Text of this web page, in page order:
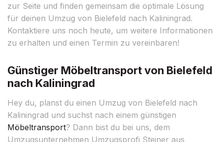
zur Seite und finden gemeinsam die optimale Lösung
für deinen Umzug von Bielefeld nach Kaliningrad.
Kontaktiere uns noch heute, um weitere Informationen
zu erhalten und einen Termin zu vereinbaren!
Günstiger Möbeltransport von Bielefeld
nach Kaliningrad
Hey du, planst du einen Umzug von Bielefeld nach
Kaliningrad und suchst nach einem günstigen
Möbeltransport? Dann bist du bei uns, dem
Umzugsunternehmen Umzugsprofi Steiner aus